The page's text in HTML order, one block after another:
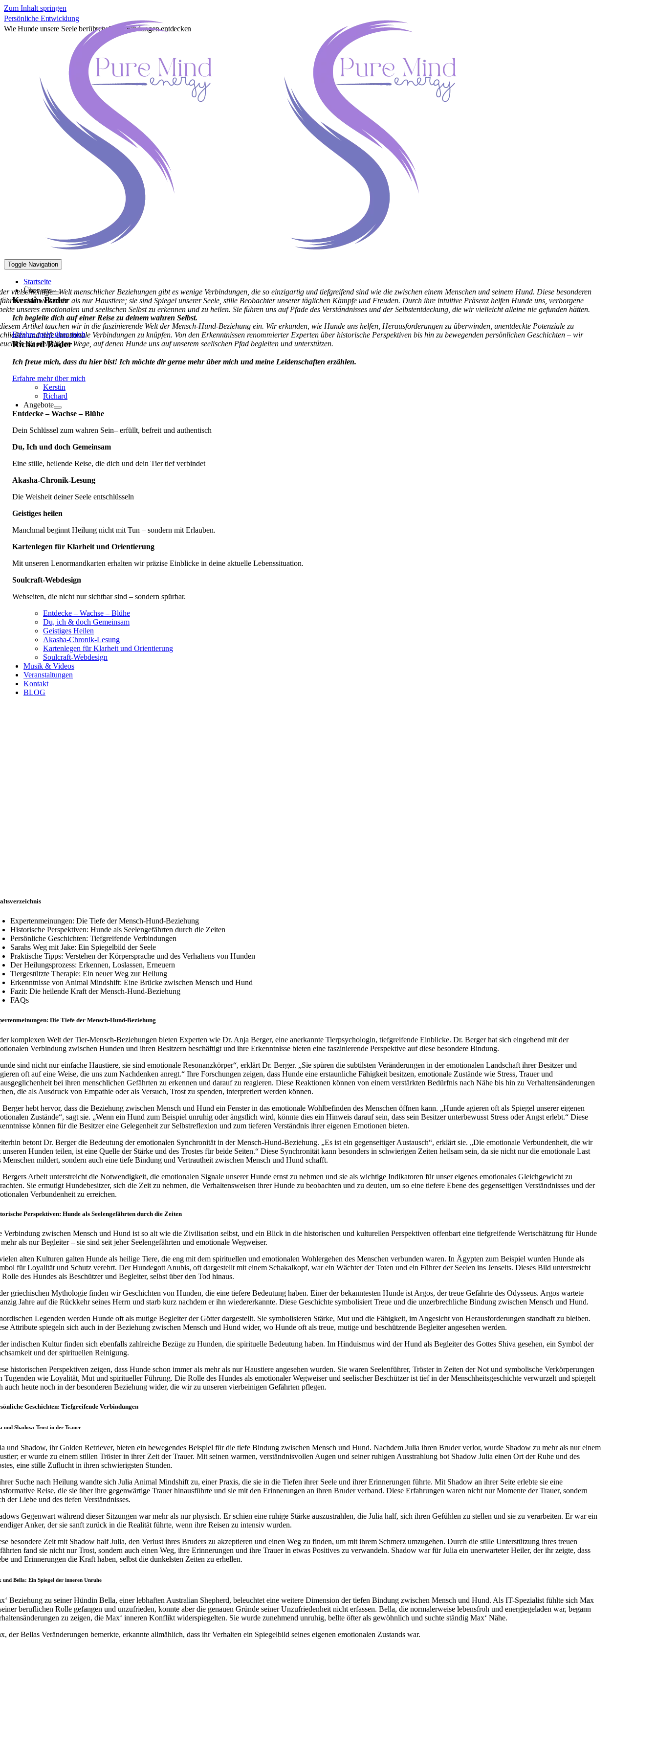
Zum Inhalt springen
Toggle Navigation
Startseite
Über uns
Kerstin Bader
Ich begleite dich auf einer Reise zu deinem wahren Selbst.
Erfahre mehr über mich
Richard Bader
Ich freue mich, dass du hier bist! Ich möchte dir gerne mehr über mich und meine Leidenschaften erzählen.
Erfahre mehr über mich
Kerstin
Richard
Angebote
Entdecke – Wachse – Blühe
Dein Schlüssel zum wahren Sein– erfüllt, befreit und authentisch
Du, Ich und doch Gemeinsam
Eine stille, heilende Reise, die dich und dein Tier tief verbindet
Akasha-Chronik-Lesung
Die Weisheit deiner Seele entschlüsseln
Geistiges heilen
Manchmal beginnt Heilung nicht mit Tun – sondern mit Erlauben.
Kartenlegen für Klarheit und Orientierung
Mit unseren Lenormandkarten erhalten wir präzise Einblicke in deine aktuelle Lebenssituation.
Soulcraft-Webdesign
Webseiten, die nicht nur sichtbar sind – sondern spürbar.
Entdecke – Wachse – Blühe
Du, ich & doch Gemeinsam
Geistiges Heilen
Akasha-Chronik-Lesung
Kartenlegen für Klarheit und Orientierung
Soulcraft-Webdesign
Musik & Videos
Veranstaltungen
Kontakt
BLOG
Persönliche Entwicklung
Wie Hunde unsere Seele berühren: Tiefe Bindungen entdecken
vielschichtigen Welt menschlicher Beziehungen gibt es wenige Verbindungen, die so einzigartig und tiefgreifend sind wie die zwischen einem Menschen und seinem Hund. Diese besonderen
sind weit mehr als nur Haustiere; sie sind Spiegel unserer Seele, stille Beobachter unserer täglichen Kämpfe und Freuden. Durch ihre intuitive Präsenz helfen Hunde uns, verborgene
unseres emotionalen und seelischen Selbst zu erkennen und zu heilen. Sie führen uns auf Pfade des Verständnisses und der Selbstentdeckung, die wir vielleicht alleine nie gefunden hätten.
Artikel tauchen wir in die faszinierende Welt der Mensch-Hund-Beziehung ein. Wir erkunden, wie Hunde uns helfen, Herausforderungen zu überwinden, unentdeckte Potenziale zu
und tiefe emotionale Verbindungen zu knüpfen. Von den Erkenntnissen renommierter Experten über historische Perspektiven bis hin zu bewegenden persönlichen Geschichten – wir
die vielfältigen Wege, auf denen Hunde uns auf unserem seelischen Pfad begleiten und unterstützen.
Expertenmeinungen: Die Tiefe der Mensch-Hund-Beziehung
Historische Perspektiven: Hunde als Seelengefährten durch die Zeiten
Persönliche Geschichten: Tiefgreifende Verbindungen
Sarahs Weg mit Jake: Ein Spiegelbild der Seele
Praktische Tipps: Verstehen der Körpersprache und des Verhaltens von Hunden
Der Heilungsprozess: Erkennen, Loslassen, Erneuern
Tiergestützte Therapie: Ein neuer Weg zur Heilung
Erkenntnisse von Animal Mindshift: Eine Brücke zwischen Mensch und Hund
Fazit: Die heilende Kraft der Mensch-Hund-Beziehung
FAQs
Die Tiefe der Mensch-Hund-Beziehung
komplexen Welt der Tier-Mensch-Beziehungen bieten Experten wie Dr. Anja Berger, eine anerkannte Tierpsychologin, tiefgreifende Einblicke. Dr. Berger hat sich eingehend mit der
Verbindung zwischen Hunden und ihren Besitzern beschäftigt und ihre Erkenntnisse bieten eine faszinierende Perspektive auf diese besondere Bindung.
sind nicht nur einfache Haustiere, sie sind emotionale Resonanzkörper“, erklärt Dr. Berger. „Sie spüren die subtilsten Veränderungen in der emotionalen Landschaft ihrer Besitzer und
oft auf eine Weise, die uns zum Nachdenken anregt.“ Ihre Forschungen zeigen, dass Hunde eine erstaunliche Fähigkeit besitzen, emotionale Zustände wie Stress, Trauer und
bei ihren menschlichen Gefährten zu erkennen und darauf zu reagieren. Diese Reaktionen können von einem verstärkten Bedürfnis nach Nähe bis hin zu Verhaltensänderungen
die als Ausdruck von Empathie oder als Versuch, Trost zu spenden, interpretiert werden können.
Berger hebt hervor, dass die Beziehung zwischen Mensch und Hund ein Fenster in das emotionale Wohlbefinden des Menschen öffnen kann. „Hunde agieren oft als Spiegel unserer eigenen
Zustände“, sagt sie. „Wenn ein Hund zum Beispiel unruhig oder ängstlich wird, könnte dies ein Hinweis darauf sein, dass sein Besitzer unterbewusst Stress oder Angst erlebt.“ Diese
können für die Besitzer eine Gelegenheit zur Selbstreflexion und zum tieferen Verständnis ihrer eigenen Emotionen bieten.
betont Dr. Berger die Bedeutung der emotionalen Synchronität in der Mensch-Hund-Beziehung. „Es ist ein gegenseitiger Austausch“, erklärt sie. „Die emotionale Verbundenheit, die wir
unseren Hunden teilen, ist eine Quelle der Stärke und des Trostes für beide Seiten.“ Diese Synchronität kann besonders in schwierigen Zeiten heilsam sein, da sie nicht nur die emotionale Last
Menschen mildert, sondern auch eine tiefe Bindung und Vertrautheit zwischen Mensch und Hund schafft.
Bergers Arbeit unterstreicht die Notwendigkeit, die emotionalen Signale unserer Hunde ernst zu nehmen und sie als wichtige Indikatoren für unser eigenes emotionales Gleichgewicht zu
Sie ermutigt Hundebesitzer, sich die Zeit zu nehmen, die Verhaltensweisen ihrer Hunde zu beobachten und zu deuten, um so eine tiefere Ebene des gegenseitigen Verständnisses und der
Verbundenheit zu erreichen.
Perspektiven: Hunde als Seelengefährten durch die Zeiten
Verbindung zwischen Mensch und Hund ist so alt wie die Zivilisation selbst, und ein Blick in die historischen und kulturellen Perspektiven offenbart eine tiefgreifende Wertschätzung für Hunde
mehr als nur Begleiter – sie sind seit jeher Seelengefährten und emotionale Wegweiser.
alten Kulturen galten Hunde als heilige Tiere, die eng mit dem spirituellen und emotionalen Wohlergehen des Menschen verbunden waren. In Ägypten zum Beispiel wurden Hunde als
für Loyalität und Schutz verehrt. Der Hundegott Anubis, oft dargestellt mit einem Schakalkopf, war ein Wächter der Toten und ein Führer der Seelen ins Jenseits. Dieses Bild unterstreicht
Rolle des Hundes als Beschützer und Begleiter, selbst über den Tod hinaus.
griechischen Mythologie finden wir Geschichten von Hunden, die eine tiefere Bedeutung haben. Einer der bekanntesten Hunde ist Argos, der treue Gefährte des Odysseus. Argos wartete
Jahre auf die Rückkehr seines Herrn und starb kurz nachdem er ihn wiedererkannte. Diese Geschichte symbolisiert Treue und die unzerbrechliche Bindung zwischen Mensch und Hund.
Legenden werden Hunde oft als mutige Begleiter der Götter dargestellt. Sie symbolisieren Stärke, Mut und die Fähigkeit, im Angesicht von Herausforderungen standhaft zu bleiben.
Attribute spiegeln sich auch in der Beziehung zwischen Mensch und Hund wider, wo Hunde oft als treue, mutige und beschützende Begleiter angesehen werden.
indischen Kultur finden sich ebenfalls zahlreiche Bezüge zu Hunden, die spirituelle Bedeutung haben. Im Hinduismus wird der Hund als Begleiter des Gottes Shiva gesehen, ein Symbol der
und der spirituellen Reinigung.
historischen Perspektiven zeigen, dass Hunde schon immer als mehr als nur Haustiere angesehen wurden. Sie waren Seelenführer, Tröster in Zeiten der Not und symbolische Verkörperungen
Tugenden wie Loyalität, Mut und spiritueller Führung. Die Rolle des Hundes als emotionaler Wegweiser und seelischer Beschützer ist tief in der Menschheitsgeschichte verwurzelt und spiegelt
auch heute noch in der besonderen Beziehung wider, die wir zu unseren vierbeinigen Gefährten pflegen.
Geschichten: Tiefgreifende Verbindungen
und Shadow: Trost in der Trauer
und Shadow, ihr Golden Retriever, bieten ein bewegendes Beispiel für die tiefe Bindung zwischen Mensch und Hund. Nachdem Julia ihren Bruder verlor, wurde Shadow zu mehr als nur einem
er wurde zu einem stillen Tröster in ihrer Zeit der Trauer. Mit seinen warmen, verständnisvollen Augen und seiner ruhigen Ausstrahlung bot Shadow Julia einen Ort der Ruhe und des
eine stille Zuflucht in ihren schwierigsten Stunden.
Suche nach Heilung wandte sich Julia Animal Mindshift zu, einer Praxis, die sie in die Tiefen ihrer Seele und ihrer Erinnerungen führte. Mit Shadow an ihrer Seite erlebte sie eine
Reise, die sie über ihre gegenwärtige Trauer hinausführte und sie mit den Erinnerungen an ihren Bruder verband. Diese Erfahrungen waren nicht nur Momente der Trauer, sondern
der Liebe und des tiefen Verständnisses.
Gegenwart während dieser Sitzungen war mehr als nur physisch. Er schien eine ruhige Stärke auszustrahlen, die Julia half, sich ihren Gefühlen zu stellen und sie zu verarbeiten. Er war ein
Anker, der sie sanft zurück in die Realität führte, wenn ihre Reisen zu intensiv wurden.
besondere Zeit mit Shadow half Julia, den Verlust ihres Bruders zu akzeptieren und einen Weg zu finden, um mit ihrem Schmerz umzugehen. Durch die stille Unterstützung ihres treuen
fand sie nicht nur Trost, sondern auch einen Weg, ihre Erinnerungen und ihre Trauer in etwas Positives zu verwandeln. Shadow war für Julia ein unerwarteter Heiler, der ihr zeigte, dass
und Erinnerungen die Kraft haben, selbst die dunkelsten Zeiten zu erhellen.
und Bella: Ein Spiegel der inneren Unruhe
Beziehung zu seiner Hündin Bella, einer lebhaften Australian Shepherd, beleuchtet eine weitere Dimension der tiefen Bindung zwischen Mensch und Hund. Als IT-Spezialist fühlte sich Max
beruflichen Rolle gefangen und unzufrieden, konnte aber die genauen Gründe seiner Unzufriedenheit nicht erfassen. Bella, die normalerweise lebensfroh und energiegeladen war, begann
zu zeigen, die Max‘ inneren Konflikt widerspiegelten. Sie wurde zunehmend unruhig, bellte öfter als gewöhnlich und suchte ständig Max‘ Nähe.
der Bellas Veränderungen bemerkte, erkannte allmählich, dass ihr Verhalten ein Spiegelbild seines eigenen emotionalen Zustands war.